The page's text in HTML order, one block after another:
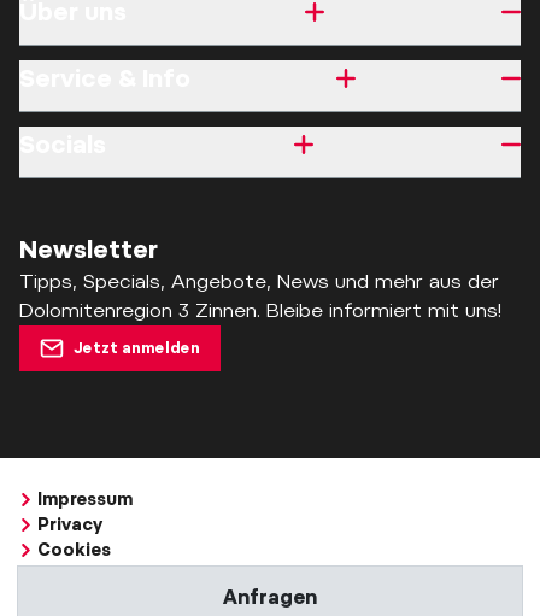
Anfragen
Newsletter
Tipps, Specials, Angebote, News und mehr aus der
Dolomitenregion 3 Zinnen. Bleibe informiert mit uns!
Jetzt anmelden
Impressum
Privacy
Cookies